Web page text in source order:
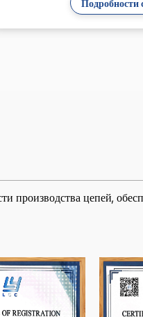
цепей,